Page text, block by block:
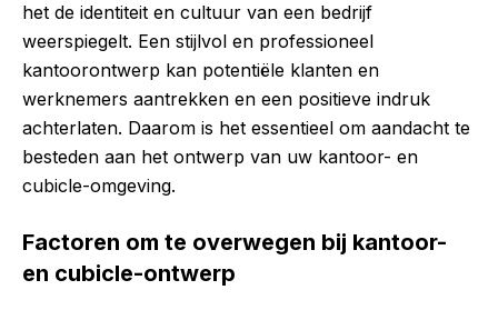
het de identiteit en cultuur van een bedrijf
weerspiegelt. Een stijlvol en professioneel
kantoorontwerp kan potentiële klanten en
werknemers aantrekken en een positieve indruk
achterlaten. Daarom is het essentieel om aandacht te
besteden aan het ontwerp van uw kantoor- en
cubicle-omgeving.
Factoren om te overwegen bij kantoor-
en cubicle-ontwerp